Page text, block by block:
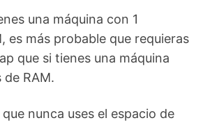
una máquina con 1
es más probable que requieras
que si tienes una máquina
RAM.
nunca uses el espacio de